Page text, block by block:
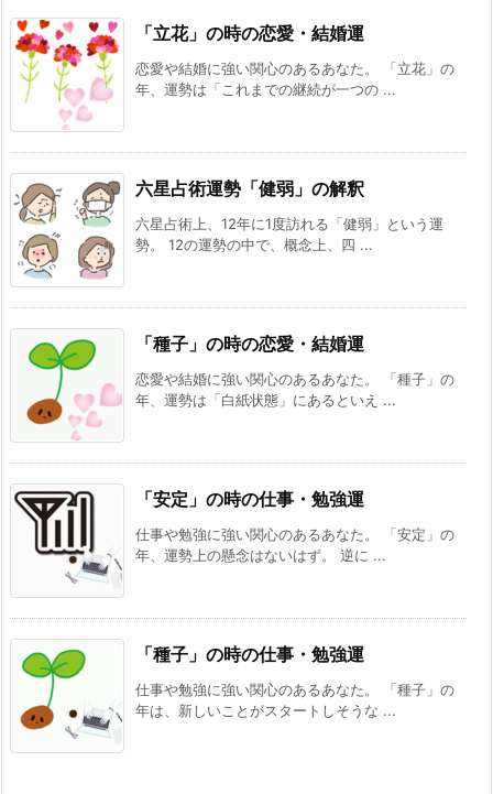
「立花」の時の恋愛・結婚運
恋愛や結婚に強い関心のあるあなた。 「立花」の
年、運勢は「これまでの継続が一つの ...
六星占術運勢「健弱」の解釈
六星占術上、12年に1度訪れる「健弱」という運
勢。 12の運勢の中で、概念上、四 ...
「種子」の時の恋愛・結婚運
恋愛や結婚に強い関心のあるあなた。 「種子」の
年、運勢は「白紙状態」にあるといえ ...
「安定」の時の仕事・勉強運
仕事や勉強に強い関心のあるあなた。 「安定」の
年、運勢上の懸念はないはず。 逆に ...
「種子」の時の仕事・勉強運
仕事や勉強に強い関心のあるあなた。 「種子」の
年は、新しいことがスタートしそうな ...